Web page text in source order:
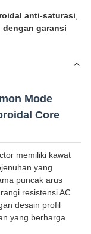
anti-saturasi
dengan garansi
Mode
Core
memiliki kawat
yang
puncak arus
resistensi AC
desain profil
yang berharga